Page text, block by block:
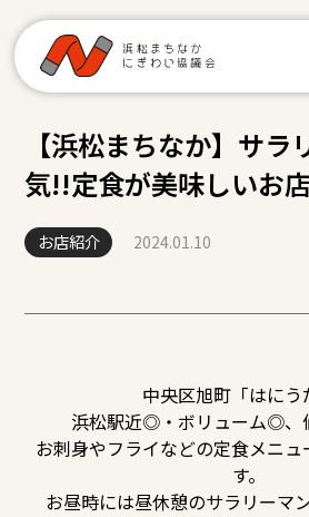
【浜松まちなか】サラ
気!!定食が美味しいお
お店紹介 2024.01.10
中央区旭町 「はに
浜松駅近◎・ボリューム◎
お刺身やフライなどの定食メニュ
す。
お昼時には昼休憩のサラリーマ